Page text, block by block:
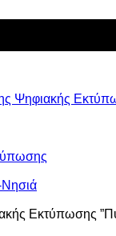
Εκτύπωσης